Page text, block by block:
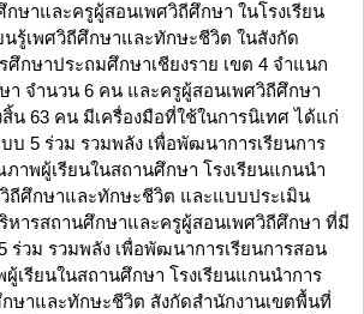
ษาและครูผู้สอนเพศวิถีศึกษา ในโรงเรียน
นรู้เพศวิถีศึกษาและทักษะชีวิต ในสังกัด
ศึกษาประถมศึกษาเชียงราย เขต 4 จำแนก
า จำนวน 6 คน และครูผู้สอนเพศวิถีศึกษา
น 63 คน มีเครื่องมือที่ใช้ในการนิเทศ ได้แก่
บ 5 ร่วม รวมพลัง เพื่อพัฒนาการเรียนการ
าพผู้เรียนในสถานศึกษา โรงเรียนแกนนำ
วิถีศึกษาและทักษะชีวิต และแบบประเมิน
หารสถานศึกษาและครูผู้สอนเพศวิถีศึกษา ที่มี
ร่วม รวมพลัง เพื่อพัฒนาการเรียนการสอน
เรียนในสถานศึกษา โรงเรียนแกนนำการ
กษาและทักษะชีวิต สังกัดสำนักงานเขตพื้นที่